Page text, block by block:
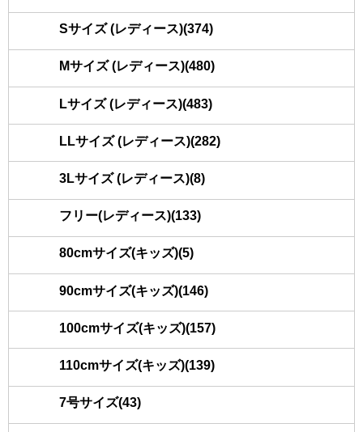
Sサイズ (レディース)(374)
Mサイズ (レディース)(480)
Lサイズ (レディース)(483)
LLサイズ (レディース)(282)
3Lサイズ (レディース)(8)
フリー(レディース)(133)
80cmサイズ(キッズ)(5)
90cmサイズ(キッズ)(146)
100cmサイズ(キッズ)(157)
110cmサイズ(キッズ)(139)
7号サイズ(43)